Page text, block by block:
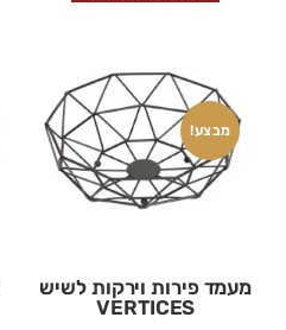
מבצע!
מעמד פירות וירקות לשיש
VERTICES